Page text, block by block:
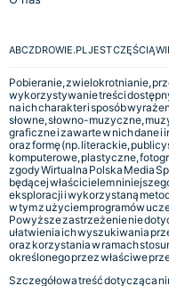
ABCZDROWIE.PL JEST CZĘŚCIĄ
Pobieranie, zwielokrotnianie,
wykorzystywanie treści
na ich charakter i sposób
słowne, słowno-muzyczne,
graficzne i zawarte w nich dane i
oraz formę (np. literackie,
komputerowe, plastyczne,
zgody Wirtualna Polska Media
będącej właścicielem
eksploracji i wykorzystaną
w tym z użyciem programów
Powyższe zastrzeżenie nie
ułatwienia ich wyszukiwania
oraz korzystania w ramach
określonego przez właściwe
Szczegółowa treść dotycząca